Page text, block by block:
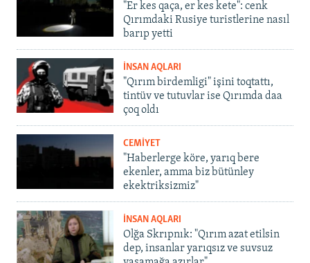
"Er kes qaça, er kes kete": cenk
Qırımdaki Rusiye turistlerine nasıl
barıp yetti
İNSAN AQLARI
"Qırım birdemligi" işini toqtattı,
tintüv ve tutuvlar ise Qırımda daa
çoq oldı
CEMİYET
"Haberlerge köre, yarıq bere
ekenler, amma biz bütünley
ekektriksizmiz"
İNSAN AQLARI
Olğa Skrıpnık: "Qırım azat etilsin
dep, insanlar yarıqsız ve suvsuz